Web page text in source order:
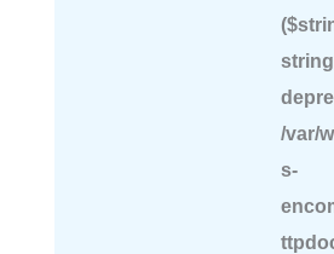
/var/
s-